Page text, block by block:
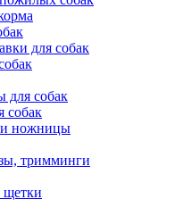
для собак
для собак
собак
и ножницы
тримминги
щетки